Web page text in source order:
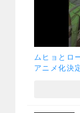
ムヒョとロ
アニメ化決